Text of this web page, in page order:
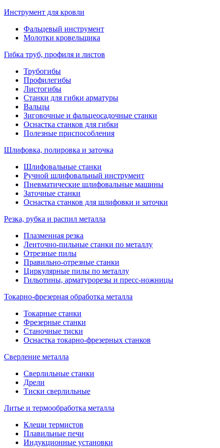
Инструмент для кровли
Фальцевый инструмент
Молотки кровельщика
Гибка труб, профиля и листов
Трубогибы
Профилегибы
Листогибы
Станки для гибки арматуры
Вальцы
Зиговочные и фальцеосадочные станки
Оснастка станков для гибки
Полезные приспособления
Шлифовка, полировка и заточка
Шлифовальные станки
Ручной шлифовальный инструмент
Пневматические шлифовальные машины
Заточные станки
Оснастка станков для шлифовки и заточки
Резка, рубка и распил металла
Плазменная резка
Ленточно-пильные станки по металлу
Отрезные пилы
Правильно-отрезные станки
Циркулярные пилы по металлу
Гильотины, арматурорезы и пресс-ножницы
Токарно-фрезерная обработка металла
Токарные станки
Фрезерные станки
Станочные тиски
Оснастка токарно-фрезерных станков
Сверление металла
Сверлильные станки
Дрели
Тиски сверлильные
Литье и термообработка металла
Клещи термистов
Плавильные печи
Индукционные установки